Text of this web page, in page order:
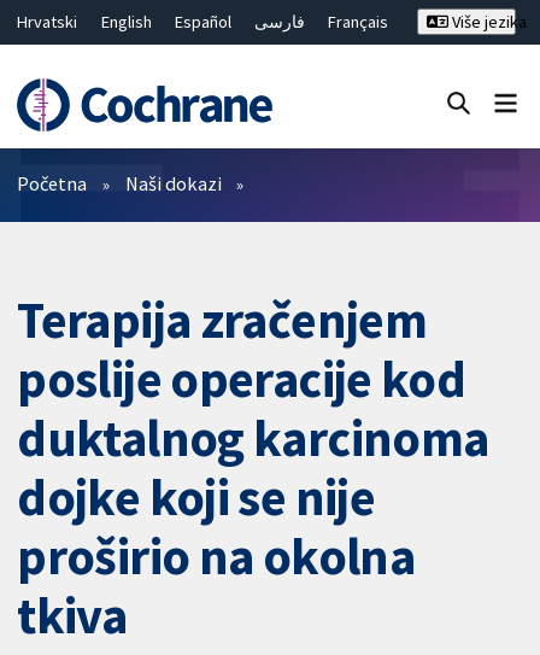
Hrvatski English Español فارسی
Français
繁體中文
简体中文
Više jezika
Prečistači
Početna Naši dokazi
Terapija zračenjem
poslije operacije kod
duktalnog karcinoma
dojke koji se nije
proširio na okolna
tkiva